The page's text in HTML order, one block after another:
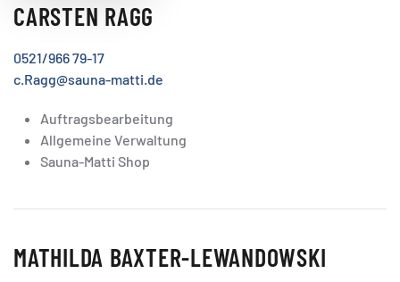
CARSTEN RAGG
0521/966 79-17
c.Ragg@sauna-matti.de
Auftragsbearbeitung
Allgemeine Verwaltung
Sauna-Matti Shop
MATHILDA BAXTER-LEWANDOWSKI